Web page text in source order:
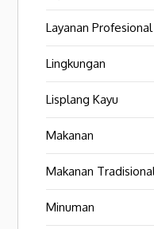
Layanan Profesional
Lingkungan
Lisplang Kayu
Makanan
Makanan Tradisional
Minuman